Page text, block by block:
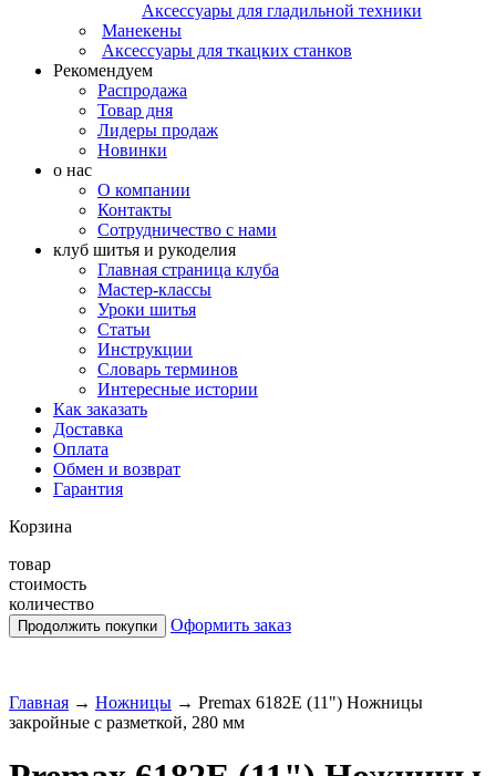
Аксессуары для гладильной техники
Манекены
Аксессуары для ткацких станков
Рекомендуем
Распродажа
Товар дня
Лидеры продаж
Новинки
о нас
О компании
Контакты
Сотрудничество с нами
клуб шитья и рукоделия
Главная страница клуба
Мастер-классы
Уроки шитья
Статьи
Инструкции
Словарь терминов
Интересные истории
Как заказать
Доставка
Оплата
Обмен и возврат
Гарантия
Корзина
товар
стоимость
количество
Оформить заказ
Главная → Ножницы → Premax 6182E (11") Ножницы
закройные с разметкой, 280 мм